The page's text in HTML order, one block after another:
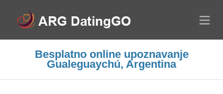
Besplatno online upoznavanje
Gualeguaychú, Argentina